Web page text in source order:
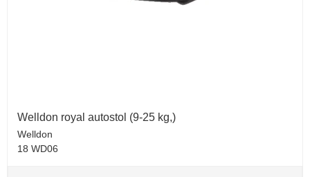
Welldon royal autostol (9-25 kg,)
Welldon
18 WD06